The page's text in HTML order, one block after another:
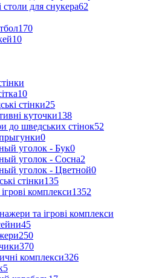
столи для снукера62
170
10
10
стінки25
куточки138
до шведських стінок52
0
уголок - Бук0
уголок - Сосна2
уголок - Цветной0
стінки135
комплекси1352
та ігрові комплекси
45
250
370
комплекси326
5